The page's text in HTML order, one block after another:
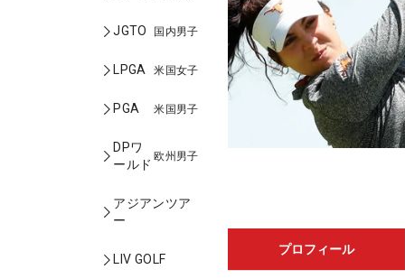
JGTO 国内男子
LPGA 米国女子
PGA 米国男子
DPワ
ールド
欧州男子
アジアンツア
ー
LIV GOLF
プロフィール